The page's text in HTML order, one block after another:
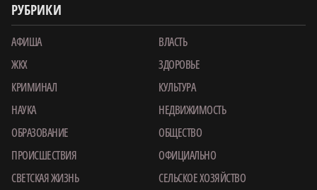
РУБРИКИ
АФИША
ВЛАСТЬ
ЖКХ
ЗДОРОВЬЕ
КРИМИНАЛ
КУЛЬТУРА
НАУКА
НЕДВИЖИМОСТЬ
ОБРАЗОВАНИЕ
ОБЩЕСТВО
ПРОИСШЕСТВИЯ
ОФИЦИАЛЬНО
СВЕТСКАЯ ЖИЗНЬ
СЕЛЬСКОЕ ХОЗЯЙСТВО